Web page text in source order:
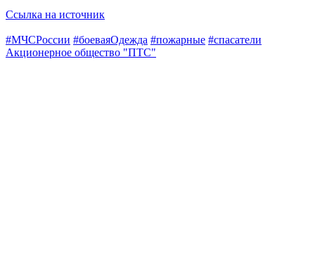
Ссылка на источник
#МЧСРоссии #боеваяОдежда #пожарные #спасатели
Акционерное общество "ПТС"